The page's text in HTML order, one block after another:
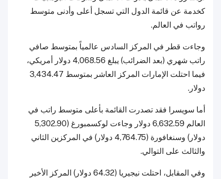
كخدمة عن قائمة الدول التي تسجل أعلى وأدنى متوسط
رواتب في العالم.
وجاءت قطر في المركز السادس عالمياً بمتوسط صافي
راتب شهري (بعد الضرائب) يبلغ 4,068.56 دولار أمريكي،
فيما احتلت الإمارات المركز العاشر بمتوسط 3,434.47
دولار.
أما سويسرا فقد تصدرت القائمة بأعلى متوسط راتب في
العالم 6,632.59 دولار وجاءت لوكسمبورغ (5,302.90
دولار) وسنغافورة (4,764.75 دولار) في المركزين الثاني
والثالث على التوالي.
وفي المقابل، احتلت نيجيريا (64.32 دولار) المركز الأخير